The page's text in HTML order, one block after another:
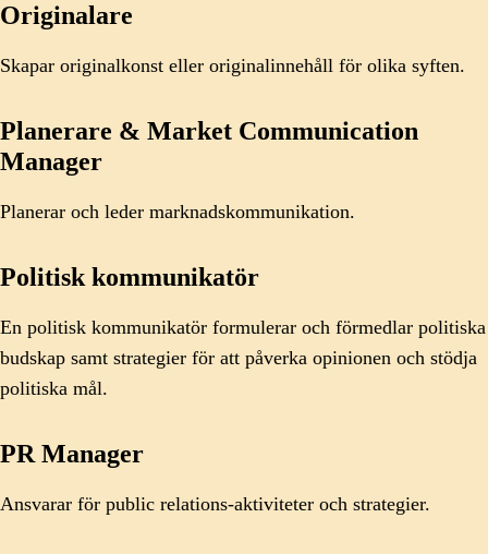
Originalare
Skapar originalkonst eller originalinnehåll för olika syften.
Planerare & Market Communication
Manager
Planerar och leder marknadskommunikation.
Politisk kommunikatör
En politisk kommunikatör formulerar och förmedlar politiska
budskap samt strategier för att påverka opinionen och stödja
politiska mål.
PR Manager
Ansvarar för public relations-aktiviteter och strategier.